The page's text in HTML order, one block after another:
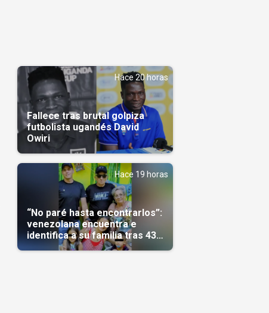
Hace 20 horas
Fallece tras brutal golpiza
futbolista ugandés David
Owiri
Hace 19 horas
“No paré hasta encontrarlos”:
venezolana encuentra e
identifica a su familia tras 43
días del terremoto